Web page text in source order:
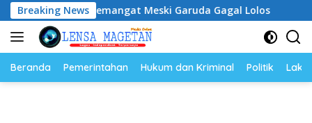
Langsung
ke
konten
Breaking News
Tetap Semangat Meski Garuda Gagal Lolos Riyono
Beranda Pemerintahan Hukum dan Kriminal Politik